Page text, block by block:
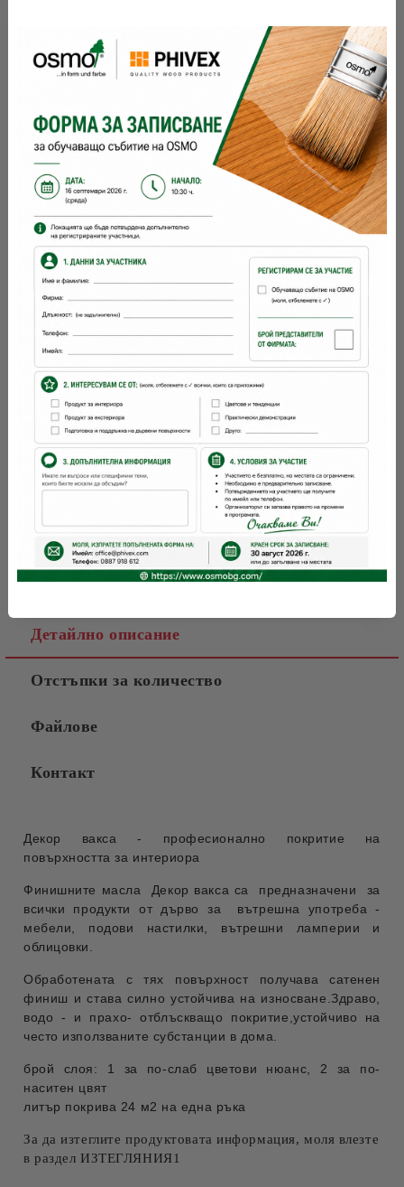
разфасовка 1:
Съхранение:
5 години и повече при добре затворена
разходна норма:
24м2 с 1 л
брой ръце:
2
време за съхнене:
12 часа
с какво се
нанася:
четка, валяк
Детайлно описание
Отстъпки за количество
Файлове
Контакт
Декор вакса - професионално покритие на
повърхността за интериора
Финишните масла Декор вакса са предназначени за
всички продукти от дърво за вътрешна употреба -
мебели, подови настилки, вътрешни ламперии и
облицовки.
Обработената с тях повърхност получава сатенен
финиш и става силно устойчива на износване.Здраво,
водо - и прахо- отблъскващо покритие,устойчиво на
често използваните субстанции в дома.
брой слоя: 1 за по-слаб цветови нюанс, 2 за по-
наситен цвят
литър покрива 24 м2 на една ръка
За да изтеглите продуктовата информация, моля влезте
в раздел ИЗТЕГЛЯНИЯ1